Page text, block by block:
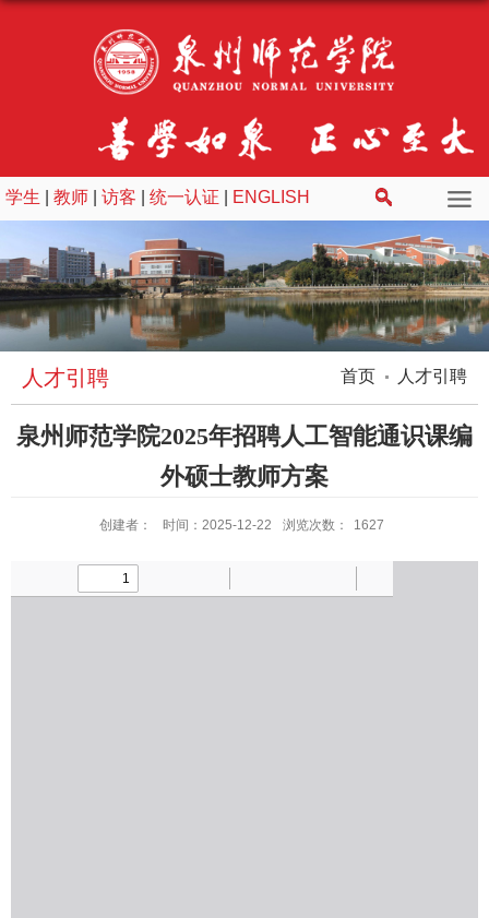
学生 教师 访客 统一认证 ENGLISH
首页 人才引聘
人才引聘
泉州师范学院2025年招聘人工智能通识课编
外硕士教师方案
创建者： 时间：2025-12-22 浏览次数： 1627